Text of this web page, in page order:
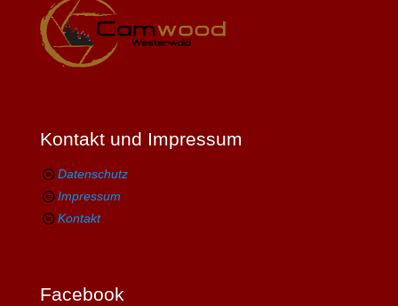
Kontakt und Impressum
Datenschutz
Impressum
Kontakt
Facebook